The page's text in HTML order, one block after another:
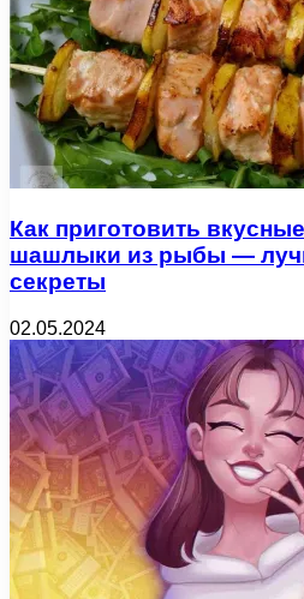
Как приготовить
шашлыки из рыбы —
секреты
02.05.2024